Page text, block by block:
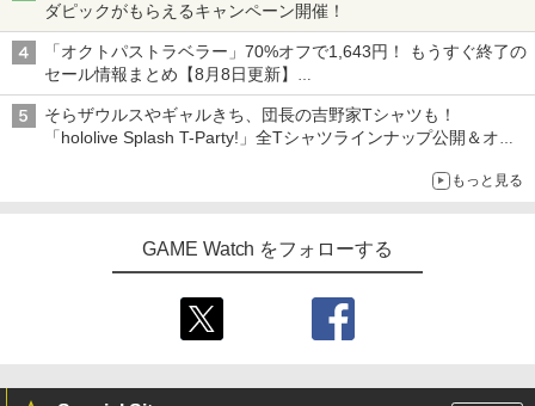
ダピックがもらえるキャンペーン開催！
「オクトパストラベラー」70%オフで1,643円！ もうすぐ終了の
セール情報まとめ【8月8日更新】
ニンテンドーeショップでは「大神 絶景版」が67%オフで990円
そらザウルスやギャルきち、団長の吉野家Tシャツも！
「hololive Splash T-Party!」全Tシャツラインナップ公開＆オン
もっと見る
GAME Watch をフォローする